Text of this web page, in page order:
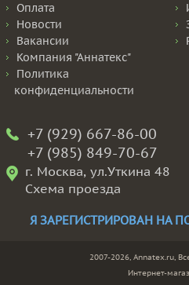
Оплата
Новости
Вакансии
Компания "Аннатекс"
Политика
конфиденциальности
+7 (929) 667-86-00
+7 (985) 849-70-67
г. Москва, ул.Уткина 48
Схема проезда
Я ЗАРЕГИСТРИРОВАН НА
2007-2026, Annatex.ru,
Интернет-